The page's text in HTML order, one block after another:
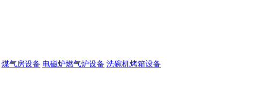
煤气房设备 电磁炉燃气炉设备 洗碗机烤箱设备